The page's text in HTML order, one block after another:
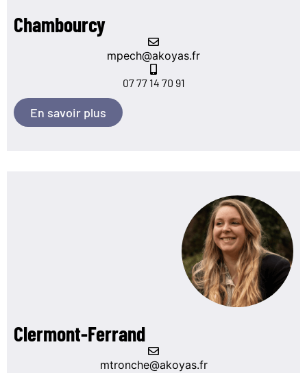
Chambourcy
mpech@akoyas.fr
07 77 14 70 91
En savoir plus
Clermont-Ferrand
mtronche@akoyas.fr